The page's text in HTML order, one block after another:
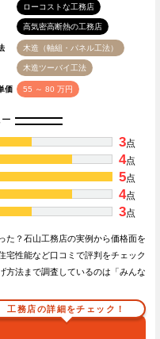
ローコストな工務店
高気密高断熱の工務店
木造（軸組・パネル工法）
木造ツーバイ工法
価 55 ～ 80 万円
3点
4点
5点
4点
3点
た？石山工務店の実例から価格面を
宅性能など口コミで評判をチェック
方法まで調査しているのは「みんな
工務店の詳細をチェック！